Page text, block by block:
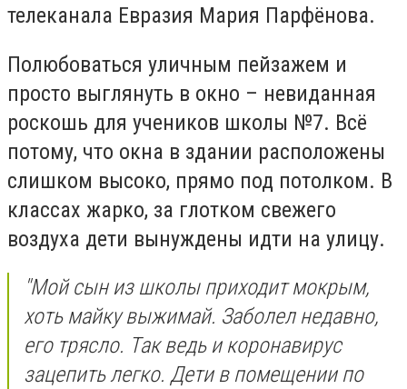
телеканала Евразия Мария Парфёнова.
Полюбоваться уличным пейзажем и
просто выглянуть в окно – невиданная
роскошь для учеников школы №7. Всё
потому, что окна в здании расположены
слишком высоко, прямо под потолком. В
классах жарко, за глотком свежего
воздуха дети вынуждены идти на улицу.
"Мой сын из школы приходит мокрым,
хоть майку выжимай. Заболел недавно,
его трясло. Так ведь и коронавирус
зацепить легко. Дети в помещении по